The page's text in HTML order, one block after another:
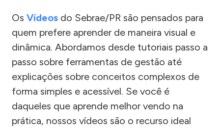
Os Vídeos do Sebrae/PR são pensados para
quem prefere aprender de maneira visual e
dinâmica. Abordamos desde tutoriais passo a
passo sobre ferramentas de gestão até
explicações sobre conceitos complexos de
forma simples e acessível. Se você é
daqueles que aprende melhor vendo na
prática, nossos vídeos são o recurso ideal